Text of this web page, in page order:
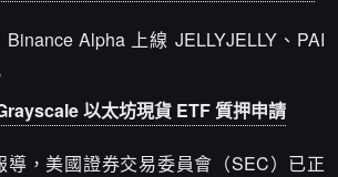
Alpha 上線 JELLYJELLY、PAI
以太坊現貨 ETF 質押申請
導，美國證券交易委員會（SEC）已正